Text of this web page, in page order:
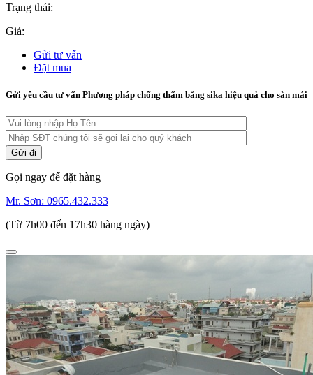
Trạng thái:
Giá:
Gửi tư vấn
Đặt mua
Gửi yêu cầu tư vấn Phương pháp chống thấm bằng sika hiệu quả cho sàn mái
Gọi ngay để đặt hàng
Mr. Sơn: 0965.432.333
(Từ 7h00 đến 17h30 hàng ngày)